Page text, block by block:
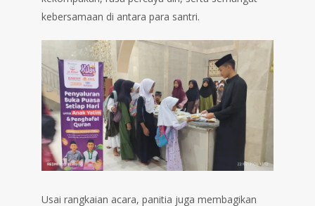
kebersamaan di antara para santri.
Usai rangkaian acara, panitia juga membagikan